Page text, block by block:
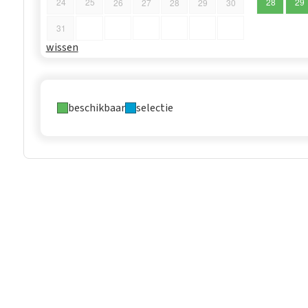
31
wissen
beschikbaar selectie